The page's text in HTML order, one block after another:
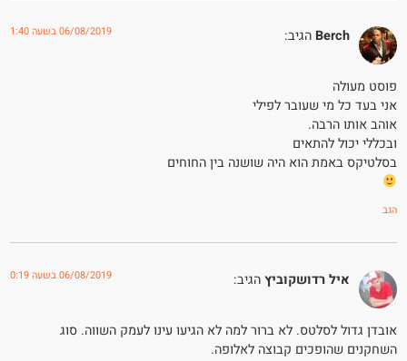
Berch הגיב: 06/08/2019 בשעה 1:40
פוסט מעולה
אני בעד כל מי שעובר לפילי
אוהב אותו הרבה.
ובכללי יכול להתאים
בסלטיקס באמת הוא היה שושנה בין החוחים
הגב
איל רדושקוביץהגיב: 06/08/2019 בשעה 0:19
אובדן גדול לסלטס. לא ברור למה לא הגיעו עינו לעמק השווה. סוג
השחקנים שהופכים קבוצה לאלופה.